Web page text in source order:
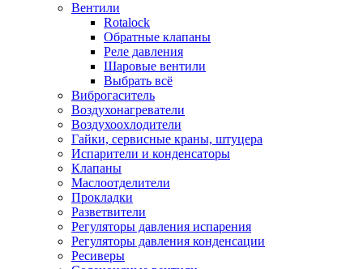
Вентили
Rotalock
Обратные клапаны
Реле давления
Шаровые вентили
Выбрать всё
Виброгаситель
Воздухонагреватели
Воздухоохлодители
Гайки, сервисные краны, штуцера
Испарители и конденсаторы
Клапаны
Маслоотделители
Прокладки
Разветвители
Регуляторы давления испарения
Регуляторы давления конденсации
Ресиверы